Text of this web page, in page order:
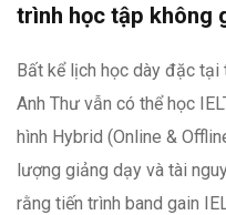
trình học tập không
Bất kể lịch học dày đặc
Anh Thư vẫn có thể học
hình Hybrid (Online &
lượng giảng dạy và tài
rằng tiến trình band gain